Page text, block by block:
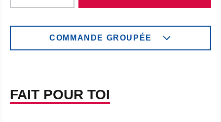
COMMANDE GROUPÉE
FAIT POUR TOI